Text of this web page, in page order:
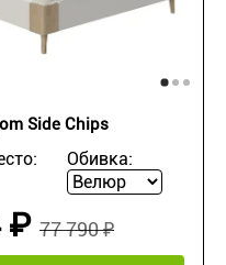
Side Chips
Обивка:
77 790 ₽
₽